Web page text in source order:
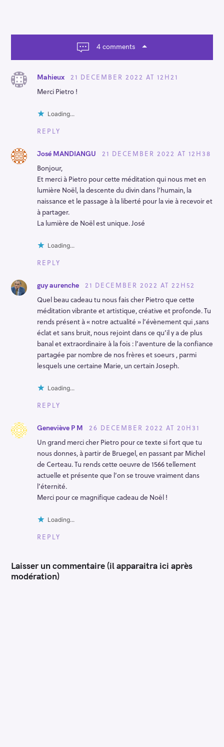
a
n
4 comments
Mahieux
21 DECEMBER 2022 AT 12H21
Merci Pietro !
Loading...
REPLY
José MANDIANGU
21 DECEMBER 2022 AT 12H38
Bonjour,
Et merci à Pietro pour cette méditation qui nous met en
lumière Noël, la descente du divin dans l’humain, la
naissance et le passage à la liberté pour la vie à recevoir et
à partager.
La lumière de Noël est unique. José
Loading...
REPLY
guy aurenche
21 DECEMBER 2022 AT 22H52
Quel beau cadeau tu nous fais cher Pietro que cette
méditation vibrante et artistique, créative et profonde. Tu
rends présent à « notre actualité » l’évènement qui ,sans
éclat et sans bruit, nous rejoint dans ce qu’il y a de plus
banal et extraordinaire à la fois : l’aventure de la confiance
partagée par nombre de nos frères et soeurs , parmi
lesquels une certaine Marie, un certain Joseph.
Loading...
REPLY
Geneviève P M
26 DECEMBER 2022 AT 20H31
Un grand merci cher Pietro pour ce texte si fort que tu
nous donnes, à partir de Bruegel, en passant par Michel
de Certeau. Tu rends cette oeuvre de 1566 tellement
actuelle et présente que l’on se trouve vraiment dans
l’éternité.
Merci pour ce magnifique cadeau de Noêl !
Loading...
REPLY
Laisser un commentaire (il apparaitra ici après
modération)